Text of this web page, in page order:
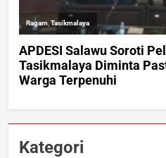
Kategori